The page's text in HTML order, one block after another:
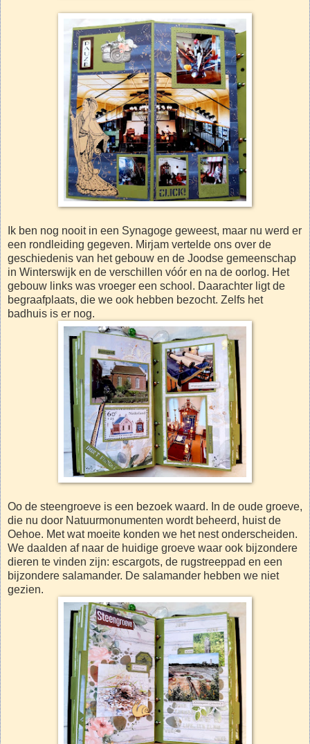
Ik ben nog nooit in een Synagoge geweest, maar nu werd er
een rondleiding gegeven. Mirjam vertelde ons over de
geschiedenis van het gebouw en de Joodse gemeenschap
in Winterswijk en de verschillen vóór en na de oorlog. Het
gebouw links was vroeger een school. Daarachter ligt de
begraafplaats, die we ook hebben bezocht. Zelfs het
badhuis is er nog.
Oo de steengroeve is een bezoek waard. In de oude groeve,
die nu door Natuurmonumenten wordt beheerd, huist de
Oehoe. Met wat moeite konden we het nest onderscheiden.
We daalden af naar de huidige groeve waar ook bijzondere
dieren te vinden zijn: escargots, de rugstreeppad en een
bijzondere salamander. De salamander hebben we niet
gezien.